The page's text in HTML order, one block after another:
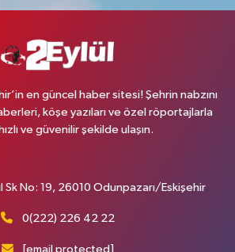
en güncel haber sitesi! Şehrin nabzını
köşe yazıları ve özel röportajlarla
ve güvenilir şekilde ulaşın.
Sk No: 19, 26010 Odunpazarı/Eskişehir
0(222) 226 42 22
[email protected]